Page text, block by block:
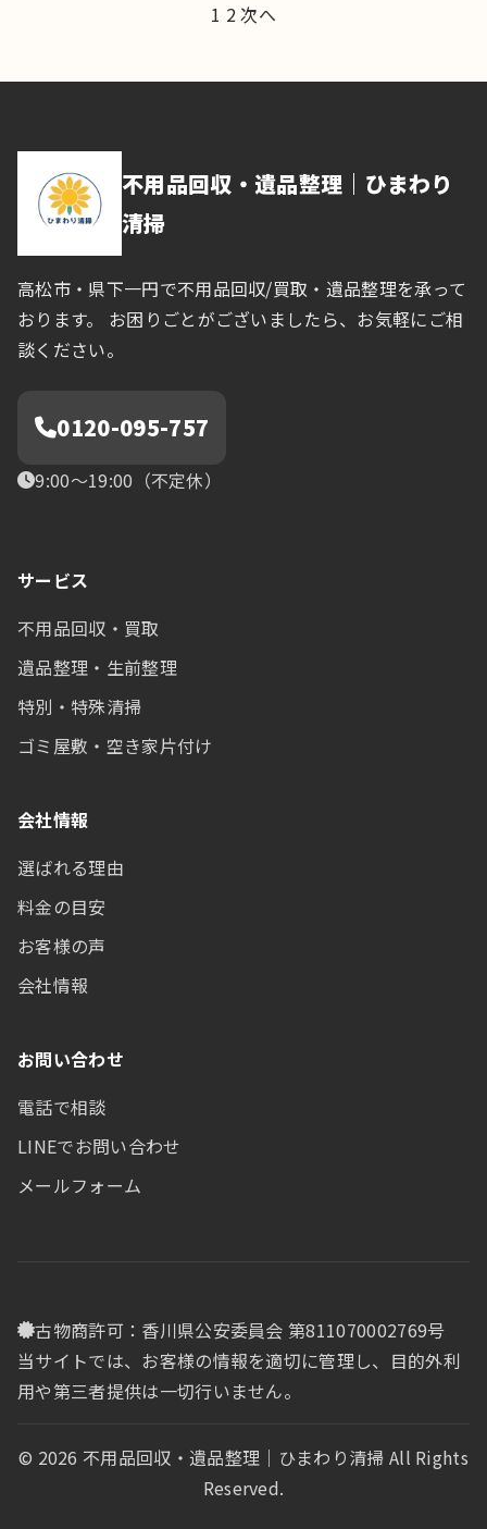
投
稿
ペ
送
1 2次へ
不用品回収・遺品整理｜ひまわり
清掃
高松市・県下一円で不用品回収/買取・遺品整理を承って
おります。 お困りごとがございましたら、お気軽にご相
談ください。
0120-095-757
9:00〜19:00（不定休）
サービス
不用品回収・買取
遺品整理・生前整理
特別・特殊清掃
ゴミ屋敷・空き家片付け
会社情報
選ばれる理由
料金の目安
お客様の声
会社情報
お問い合わせ
電話で相談
LINEでお問い合わせ
メールフォーム
古物商許可：香川県公安委員会 第811070002769号
当サイトでは、お客様の情報を適切に管理し、目的外利
用や第三者提供は一切行いません。
© 2026 不用品回収・遺品整理｜ひまわり清掃 All Rights
Reserved.